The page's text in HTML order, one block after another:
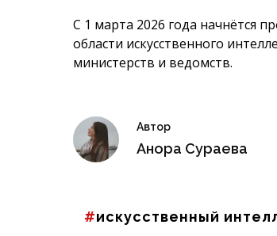
С 1 марта 2026 года начнётся
области искусственного
министерств и ведомств.
Автор
Анора Сураева
искусственный